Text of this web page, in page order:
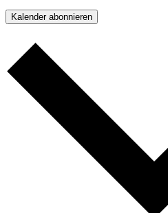
Kalender abonnieren